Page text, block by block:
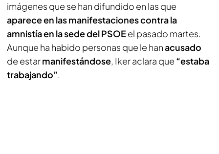
imágenes que se han difundido en las que
aparece en las manifestaciones contra la
amnistía en la sede del PSOEel pasado martes.
Aunque ha habido personas que le hanacusado
de estarmanifestándose, Iker aclara que “estaba
trabajando”.